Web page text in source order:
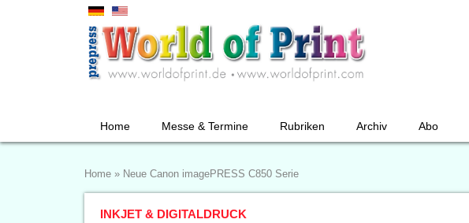
Home Messe & Termine Rubriken Archiv Abo
Home » Neue Canon imagePRESS C850 Serie
INKJET & DIGITALDRUCK